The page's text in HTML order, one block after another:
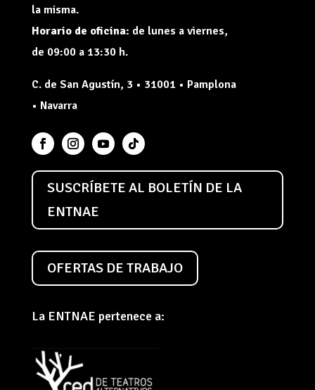
la misma.
Horario de oficina: de lunes a viernes,
de 09:00 a 13:30 h.
C. de San Agustín, 3 • 31001 • Pamplona
• Navarra
SUSCRÍBETE AL BOLETÍN DE LA
ENTNAE
OFERTAS DE TRABAJO
La ENTNAE pertenece a: